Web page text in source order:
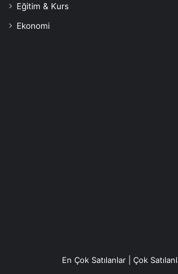
Eğitim & Kurs
Ekonomi
En Çok Satılanlar | Çok